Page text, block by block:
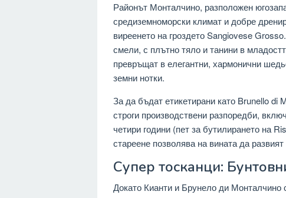
Районът Монталчино, разположен
средиземноморски климат и добре
виреенето на гроздето Sangiovese
смели, с плътно тяло и танини в
превръщат в елегантни, хармонични
земни нотки.
За да бъдат етикетирани като Brunello di
строги производствени разпоредби,
четири години (пет за бутилирането на
стареене позволява на вината да
Супер тосканци:
Докато Кианти и Брунело ди Монталчино